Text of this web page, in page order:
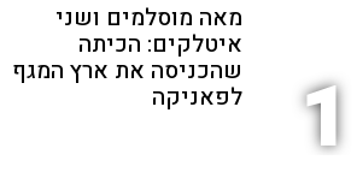
1
מאה מוסלמים ושני
איטלקים: הכיתה
שהכניסה את ארץ המגף
לפאניקה